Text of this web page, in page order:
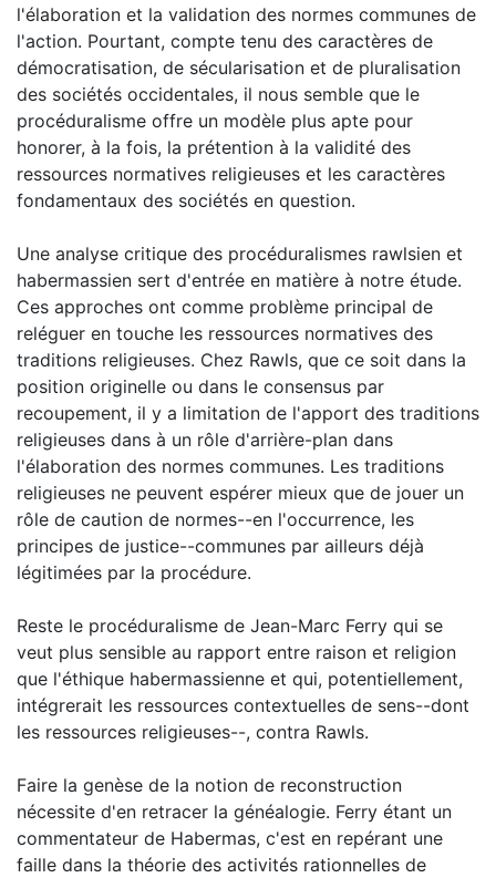
l'élaboration et la validation des normes communes de
l'action. Pourtant, compte tenu des caractères de
démocratisation, de sécularisation et de pluralisation
des sociétés occidentales, il nous semble que le
procéduralisme offre un modèle plus apte pour
honorer, à la fois, la prétention à la validité des
ressources normatives religieuses et les caractères
fondamentaux des sociétés en question.
Une analyse critique des procéduralismes rawlsien et
habermassien sert d'entrée en matière à notre étude.
Ces approches ont comme problème principal de
reléguer en touche les ressources normatives des
traditions religieuses. Chez Rawls, que ce soit dans la
position originelle ou dans le consensus par
recoupement, il y a limitation de l'apport des traditions
religieuses dans à un rôle d'arrière-plan dans
l'élaboration des normes communes. Les traditions
religieuses ne peuvent espérer mieux que de jouer un
rôle de caution de normes--en l'occurrence, les
principes de justice--communes par ailleurs déjà
légitimées par la procédure.
Reste le procéduralisme de Jean-Marc Ferry qui se
veut plus sensible au rapport entre raison et religion
que l'éthique habermassienne et qui, potentiellement,
intégrerait les ressources contextuelles de sens--dont
les ressources religieuses--, contra Rawls.
Faire la genèse de la notion de reconstruction
nécessite d'en retracer la généalogie. Ferry étant un
commentateur de Habermas, c'est en repérant une
faille dans la théorie des activités rationnelles de